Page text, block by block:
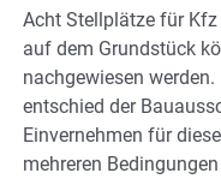
Acht Stellplätze für
auf dem Grundstück
nachgewiesen
entschied der
Einvernehmen für
mehreren